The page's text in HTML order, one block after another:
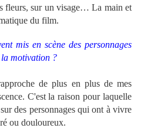
fleurs, sur un visage… La main et
du film.
mis en scène des personnages
la motivation ?
de plus en plus de mes
C'est la raison pour laquelle
des personnages qui ont à vivre
ou douloureux.